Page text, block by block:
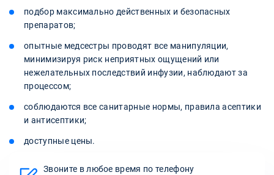
подбор максимально действенных и безопасных
препаратов;
опытные медсестры проводят все манипуляции,
минимизируя риск неприятных ощущений или
нежелательных последствий инфузии, наблюдают за
процессом;
соблюдаются все санитарные нормы, правила асептики
и антисептики;
доступные цены.
Звоните в любое время по телефону